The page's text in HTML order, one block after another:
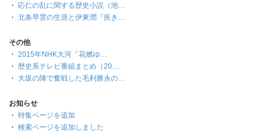
・ 応仁の乱に関する歴史小説（池…
・ 北条早雲の生涯と伊東潤『疾き…
その他
・ 2015年NHK大河「花燃ゆ…
・ 歴史系テレビ番組まとめ（20…
・ 大坂の陣で奮戦した毛利勝永の…
お知らせ
・ 特集ページを追加
・ 検索ページを追加しました